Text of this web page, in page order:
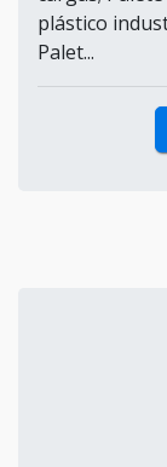
plástico
Palet...